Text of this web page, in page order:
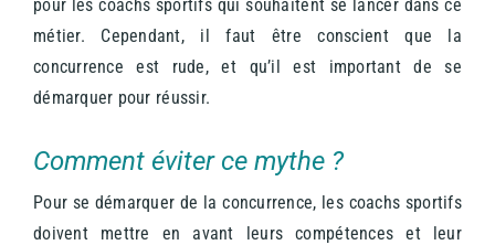
pour les coachs sportifs qui souhaitent se lancer dans ce
métier. Cependant, il faut être conscient que la
concurrence est rude, et qu’il est important de se
démarquer pour réussir.
Comment éviter ce mythe ?
Pour se démarquer de la concurrence, les coachs sportifs
doivent mettre en avant leurs compétences et leur